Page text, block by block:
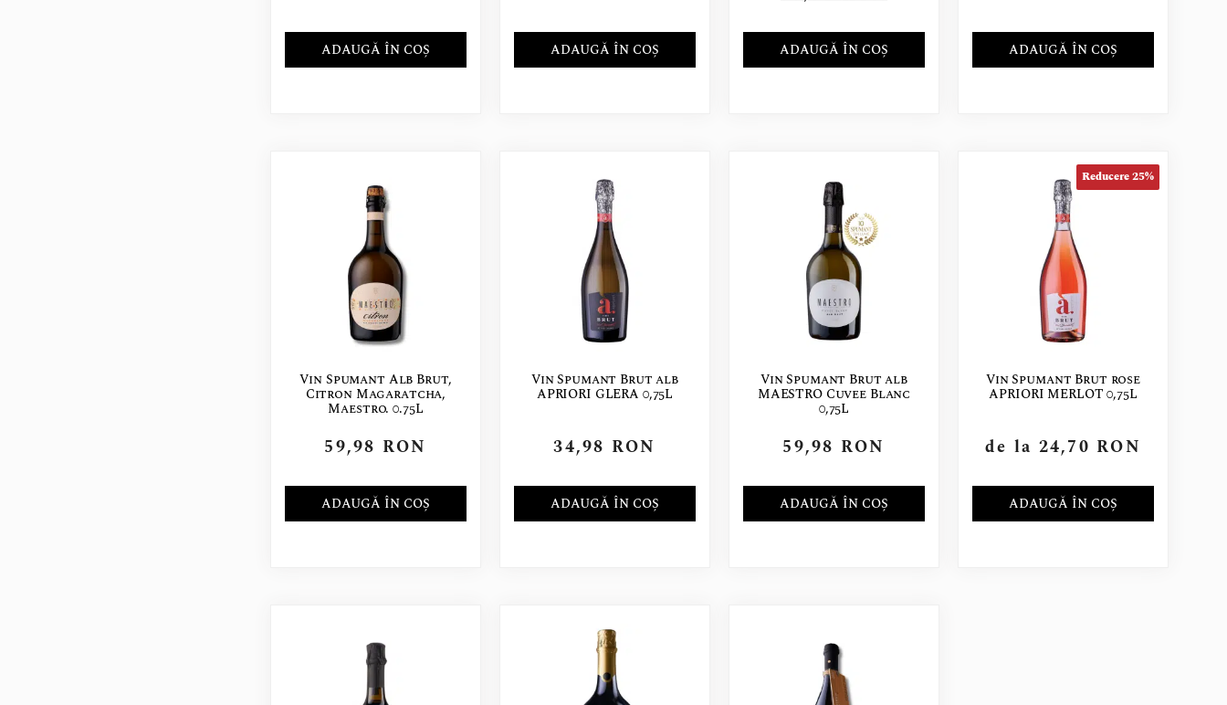
ADAUGĂ ÎN COȘ ADAUGĂ ÎN COȘ ADAUGĂ ÎN COȘ ADAUGĂ ÎN COȘ
Vin Spumant Alb Brut,
Citron Magaratcha,
Maestro. 0.75L
59,98 RON
ADAUGĂ ÎN COȘ
Vin Spumant Brut alb
APRIORI GLERA 0,75L
34,98 RON
ADAUGĂ ÎN COȘ
Vin Spumant Brut alb
MAESTRO Cuvee Blanc
0,75L
59,98 RON
ADAUGĂ ÎN COȘ
Reducere 25%
Vin Spumant Brut rose
APRIORI MERLOT 0,75L
de la 24,70 RON
ADAUGĂ ÎN COȘ